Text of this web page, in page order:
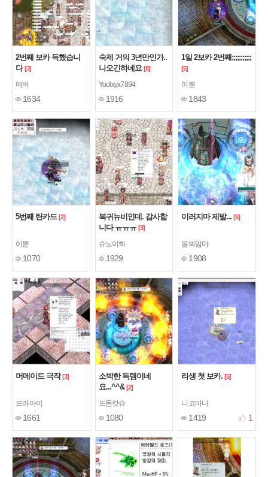
2번째 보카 득했습니
다 [3]
에버
1634
숙제 거의 3년만인가..
나오긴하네요 [8]
Yoolxyx7894
1916
1일 2보카 2번째;;;;;;;;;;;
[5]
이뿐
1843
5번째 탄카드 [2]
이뿐
1070
복귀뉴비인데. 감사합
니다 ㅠㅠㅠ [3]
슈노이화
1929
이러지마 제발... [5]
몰봐임마
1908
머메이드 극작 [3]
므라아이
1661
소박한 득템이네
요...^^& [2]
도몬캇슈
1080
라생 첫 보카. [5]
니코마나
1419 1